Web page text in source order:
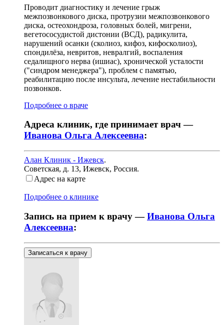
Проводит диагностику и лечение грыж
межпозвонкового диска, протрузии межпозвонкового
диска, остеохондроза, головных болей, мигрени,
вегетососудистой дистонии (ВСД), радикулита,
нарушений осанки (сколиоз, кифоз, кифосколиоз),
спондилёза, невритов, невралгий, воспаления
седалищного нерва (ишиас), хронической усталости
("синдром менеджера"), проблем с памятью,
реабилитацию после инсульта, лечение нестабильности
позвонков.
Подробнее о враче
Адреса клиник, где принимает врач —
Иванова Ольга Алексеевна:
Алан Клиник - Ижевск.
Советская, д. 13, Ижевск, Россия.
Адрес на карте
Подробнее о клинике
Запись на прием к врачу —Иванова Ольга
Алексеевна:
Записаться к врачу